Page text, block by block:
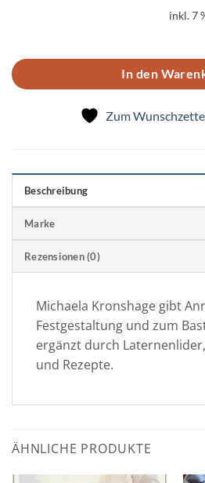
inkl. 7
In den
Zum
Beschreibung
Marke
Rezensionen (0)
Michaela Kronshage gibt
Festgestaltung und zum
ergänzt durch
und Rezepte.
ÄHNLICHE PRODUKTE